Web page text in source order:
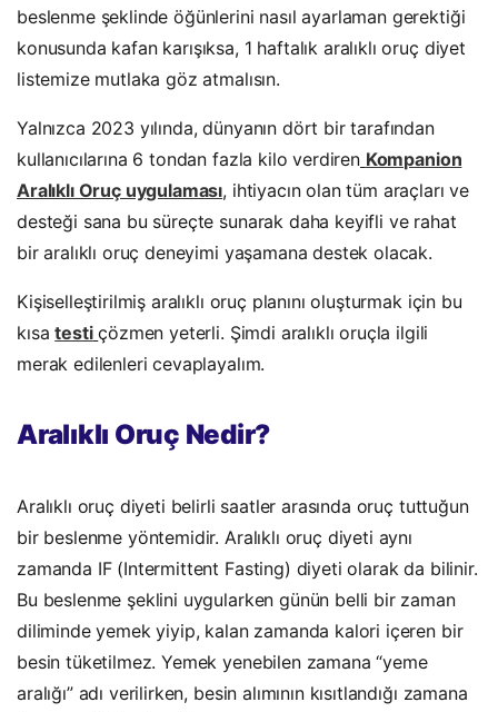
beslenme şeklinde öğünlerini nasıl ayarlaman gerektiği
konusunda kafan karışıksa, 1 haftalık aralıklı oruç diyet
listemize mutlaka göz atmalısın.
Yalnızca 2023 yılında, dünyanın dört bir tarafından
kullanıcılarına 6 tondan fazla kilo verdiren Kompanion
Aralıklı Oruç uygulaması, ihtiyacın olan tüm araçları ve
desteği sana bu süreçte sunarak daha keyifli ve rahat
bir aralıklı oruç deneyimi yaşamana destek olacak.
Kişiselleştirilmiş aralıklı oruç planını oluşturmak için bu
kısatesti çözmen yeterli. Şimdi aralıklı oruçla ilgili
merak edilenleri cevaplayalım.
Aralıklı Oruç Nedir?
Aralıklı oruç diyeti belirli saatler arasında oruç tuttuğun
bir beslenme yöntemidir. Aralıklı oruç diyeti aynı
zamanda IF (Intermittent Fasting) diyeti olarak da bilinir.
Bu beslenme şeklini uygularken günün belli bir zaman
diliminde yemek yiyip, kalan zamanda kalori içeren bir
besin tüketilmez. Yemek yenebilen zamana “yeme
aralığı” adı verilirken, besin alımının kısıtlandığı zamana